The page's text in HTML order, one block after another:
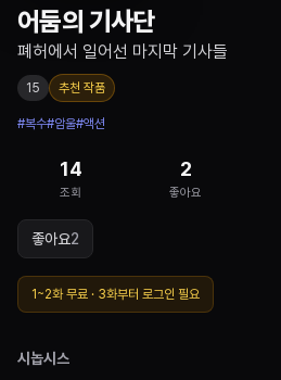
어둠의 기사단
폐허에서 일어선 마지막 기사들
15 추천 작품
#복수#암울#액션
14
조회
2
좋아요
좋아요2
1~2화 무료 · 3화부터 로그인 필요
시놉시스